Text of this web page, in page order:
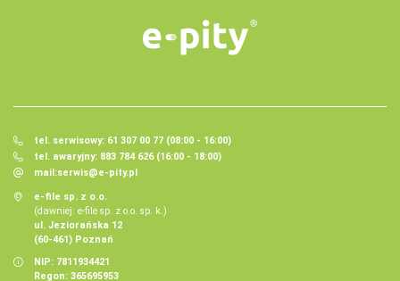
tel. serwisowy: 61 307 00 77 (08:00 - 16:00)
tel. awaryjny: 883 784 626 (16:00 - 18:00)
mail:serwis@e-pity.pl
e-file sp. z o.o.
(dawniej: e-file sp. z o.o. sp. k.)
ul. Jeziorańska 12
(60-461) Poznań
NIP: 7811934421
Regon: 365695953